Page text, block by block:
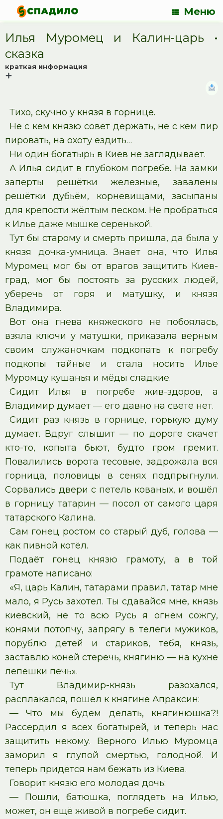
Меню
Илья Муромец и Калин-царь •
cказка
краткая информация
Тихо, скучно у князя в горнице.
Не с кем князю совет держать, не с кем пир
пировать, на охоту ездить…
Ни один богатырь в Киев не заглядывает.
А Илья сидит в глубоком погребе. На замки
заперты решётки железные, завалены
решётки дубьём, корневищами, засыпаны
для крепости жёлтым песком. Не пробраться
к Илье даже мышке серенькой.
Тут бы старому и смерть пришла, да была у
князя дочка-умница. Знает она, что Илья
Муромец мог бы от врагов защитить Киев-
град, мог бы постоять за русских людей,
уберечь от горя и матушку, и князя
Владимира.
Вот она гнева княжеского не побоялась,
взяла ключи у матушки, приказала верным
своим служаночкам подкопать к погребу
подкопы тайные и стала носить Илье
Муромцу кушанья и мёды сладкие.
Сидит Илья в погребе жив-здоров, а
Владимир думает — его давно на свете нет.
Сидит раз князь в горнице, горькую думу
думает. Вдруг слышит — по дороге скачет
кто-то, копыта бьют, будто гром гремит.
Повалились ворота тесовые, задрожала вся
горница, половицы в сенях подпрыгнули.
Сорвались двери с петель кованых, и вошёл
в горницу татарин — посол от самого царя
татарского Калина.
Сам гонец ростом со старый дуб, голова —
как пивной котёл.
Подаёт гонец князю грамоту, а в той
грамоте написано:
«Я, царь Калин, татарами правил, татар мне
мало, я Русь захотел. Ты сдавайся мне, князь
киевский, не то всю Русь я огнём сожгу,
конями потопчу, запрягу в телеги мужиков,
порублю детей и стариков, тебя, князь,
заставлю коней стеречь, княгиню — на кухне
лепёшки печь».
Тут Владимир-князь разохался,
расплакался, пошёл к княгине Апраксин:
— Что мы будем делать, княгинюшка?!
Рассердил я всех богатырей, и теперь нас
защитить некому. Верного Илью Муромца
заморил я глупой смертью, голодной. И
теперь придётся нам бежать из Киева.
Говорит князю его молодая дочь:
— Пошли, батюшка, поглядеть на Илью,
может, он ещё живой в погребе сидит.